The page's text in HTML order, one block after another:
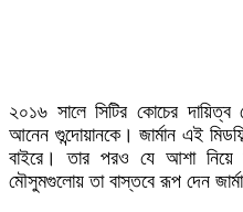
২০১৬ সালে সিটির কোচের
আনেন গুন্দোয়ানকে। জার্মান এই
বাইরে। তার পরও যে আশা নিয়ে
মৌসুমগুলোয় তা বাস্তবে রূপ দেন